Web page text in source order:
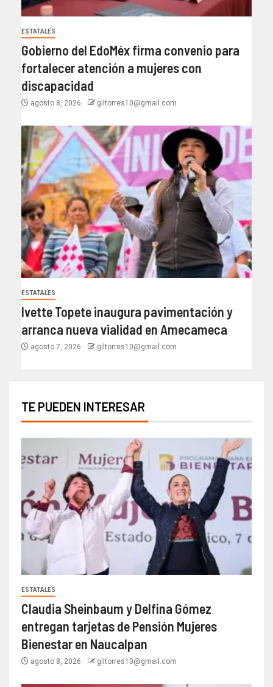
ESTATALES
Gobierno del EdoMéx firma convenio para
fortalecer atención a mujeres con
discapacidad
agosto 8, 2026 giltorres10@gmail.com
ESTATALES
Ivette Topete inaugura pavimentación y
arranca nueva vialidad en Amecameca
agosto 7, 2026 giltorres10@gmail.com
TE PUEDEN INTERESAR
ESTATALES
Claudia Sheinbaum y Delfina Gómez
entregan tarjetas de Pensión Mujeres
Bienestar en Naucalpan
agosto 8, 2026 giltorres10@gmail.com